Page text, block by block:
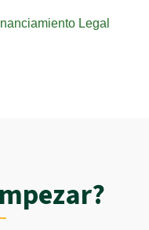
Legal